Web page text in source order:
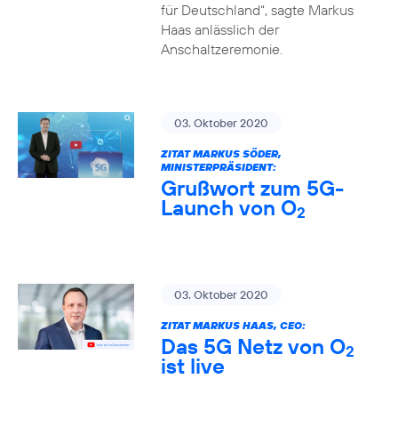
für Deutschland“, sagte Markus
Haas anlässlich der
Anschaltzeremonie.
03. Oktober 2020
ZITAT MARKUS SÖDER,
MINISTERPRÄSIDENT:
Grußwort zum 5G-
Launch von O2
03. Oktober 2020
ZITAT MARKUS HAAS, CEO:
Das 5G Netz von O2
ist live